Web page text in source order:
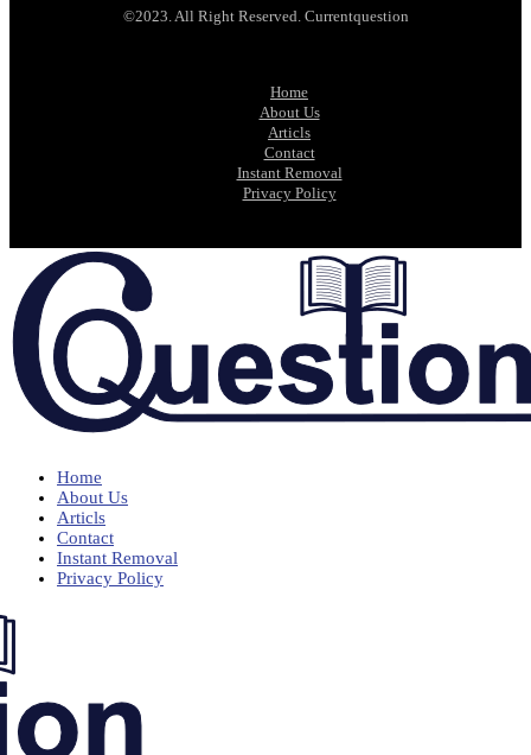
©2023. All Right Reserved. Currentquestion
Home
About Us
Articls
Contact
Instant Removal
Privacy Policy
Home
About Us
Articls
Contact
Instant Removal
Privacy Policy